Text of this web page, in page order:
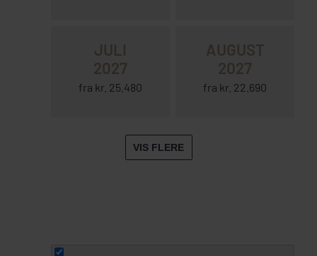
JULI
2027
fra kr. 25.480
AUGUST
2027
fra kr. 22.690
VIS FLERE